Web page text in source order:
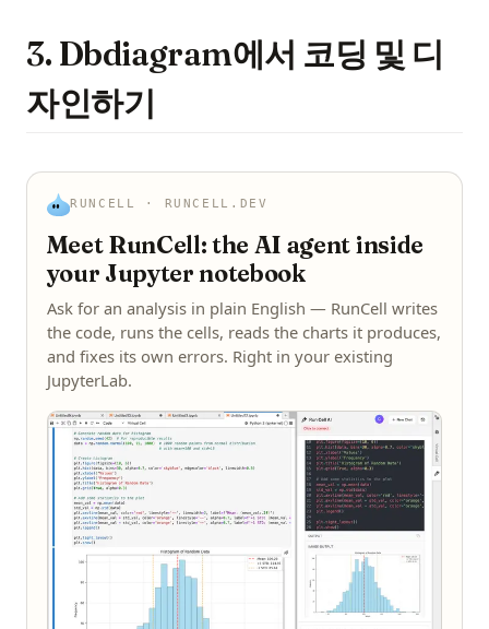
3. Dbdiagram에서 코딩 및 디
자인하기
RUNCELL · RUNCELL.DEV
Meet RunCell: the AI agent inside
your Jupyter notebook
Ask for an analysis in plain English — RunCell writes
the code, runs the cells, reads the charts it produces,
and fixes its own errors. Right in your existing
JupyterLab.